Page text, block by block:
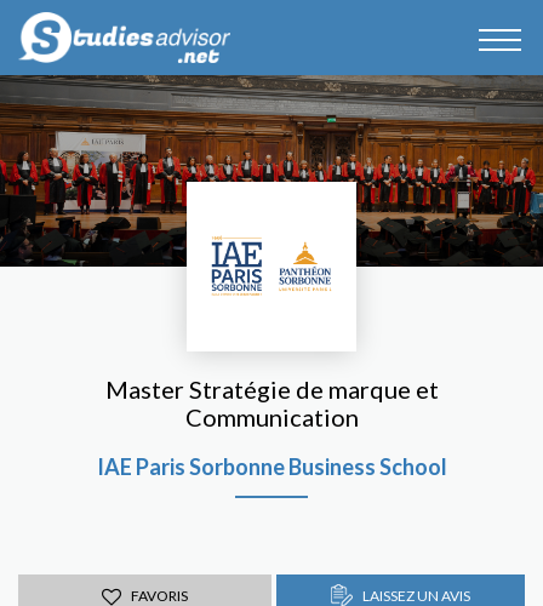
Master Stratégie de marque et
Communication
IAE Paris Sorbonne Business School
FAVORIS LAISSEZ UN AVIS